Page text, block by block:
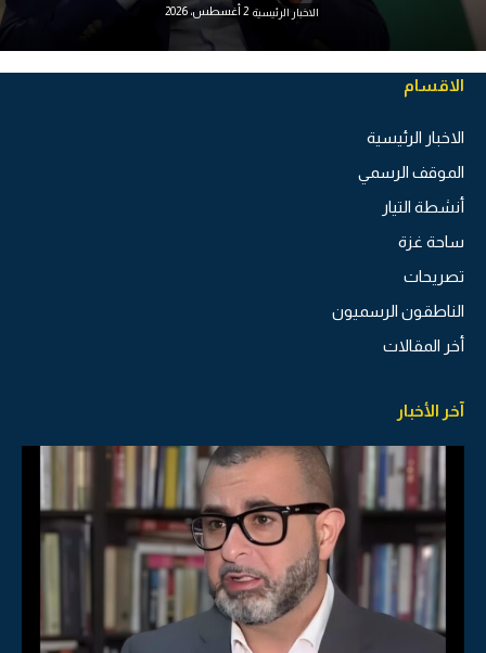
الاخبار الرئيسية 2 أغسطس، 2026
الاقسام
الاخبار الرئيسية
الموقف الرسمي
أنشطة التيار
ساحة غزة
تصريحات
الناطقون الرسميون
أخر المقالات
آخر الأخبار